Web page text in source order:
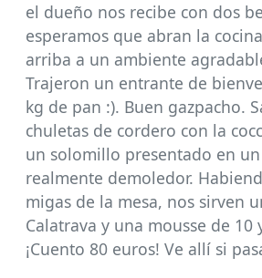
el dueño nos recibe con dos
esperamos que abran la
arriba a un ambiente
Trajeron un entrante de
kg de pan :). Buen gazpacho.
chuletas de cordero con la
un solomillo presentado en
realmente demoledor.
migas de la mesa, nos sirven
Calatrava y una mousse de 10
¡Cuento 80 euros! Ve allí si